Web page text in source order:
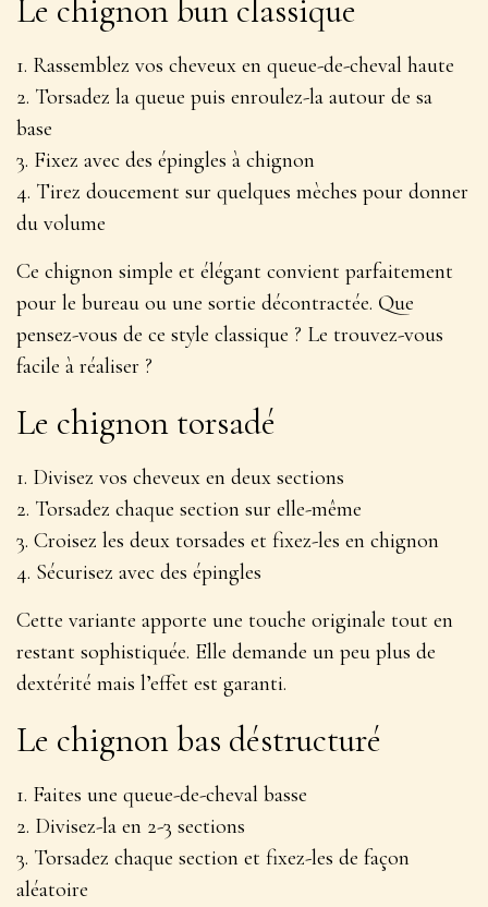
Le chignon bun classique
1. Rassemblez vos cheveux en queue-de-cheval haute
2. Torsadez la queue puis enroulez-la autour de sa
base
3. Fixez avec des épingles à chignon
4. Tirez doucement sur quelques mèches pour donner
du volume
Ce chignon simple et élégant convient parfaitement
pour le bureau ou une sortie décontractée. Que
pensez-vous de ce style classique ? Le trouvez-vous
facile à réaliser ?
Le chignon torsadé
1. Divisez vos cheveux en deux sections
2. Torsadez chaque section sur elle-même
3. Croisez les deux torsades et fixez-les en chignon
4. Sécurisez avec des épingles
Cette variante apporte une touche originale tout en
restant sophistiquée. Elle demande un peu plus de
dextérité mais l’effet est garanti.
Le chignon bas déstructuré
1. Faites une queue-de-cheval basse
2. Divisez-la en 2-3 sections
3. Torsadez chaque section et fixez-les de façon
aléatoire